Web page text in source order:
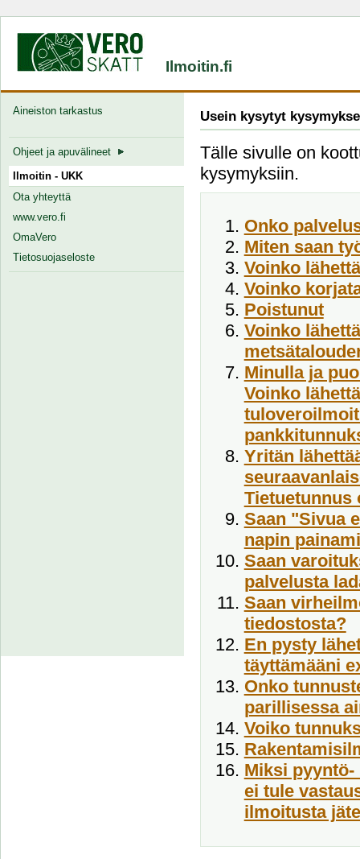
Ilmoitin.fi
Aineiston tarkastus
Ohjeet ja apuvälineet
Ilmoitin - UKK
Ota yhteyttä
www.vero.fi
OmaVero
Tietosuojaseloste
Usein kysytyt
Tälle sivulle on
kysymyksiin.
Onko
Miten saan
Voinko
Voinko
Poistunut
Voinko
Minulla ja
Voinko
Yritän
Saan "Sivua
napin
Saan
palvelusta
Saan
tiedostosta?
En pysty
täyttämääni
Onko
parillisessa
Voiko
Miksi
ei tule
ilmoitusta